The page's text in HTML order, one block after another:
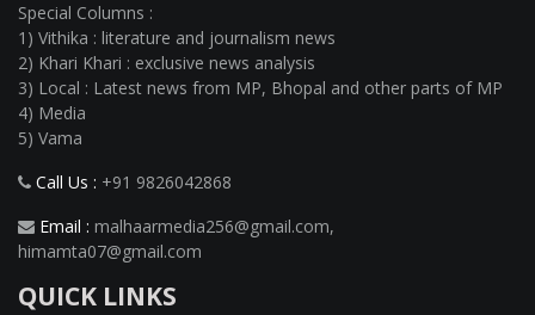
Special Columns :
1) Vithika : literature and journalism news
2) Khari Khari : exclusive news analysis
3) Local : Latest news from MP, Bhopal and other parts of MP
4) Media
5) Vama
Call Us : +91 9826042868
Email : malhaarmedia256@gmail.com,
himamta07@gmail.com
QUICK LINKS